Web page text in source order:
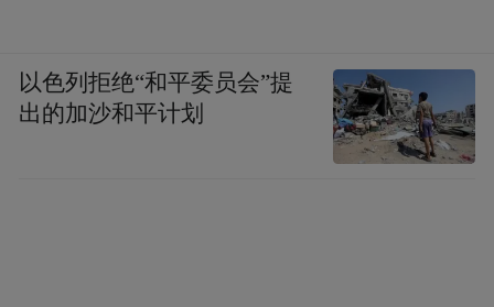
以色列拒绝“和平委员会”提
出的加沙和平计划